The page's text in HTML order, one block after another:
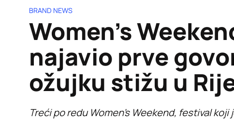
BRAND NEWS
Women’s
najavio prve
ožujku stižu u
Treći po redu Women’s Weekend, festival